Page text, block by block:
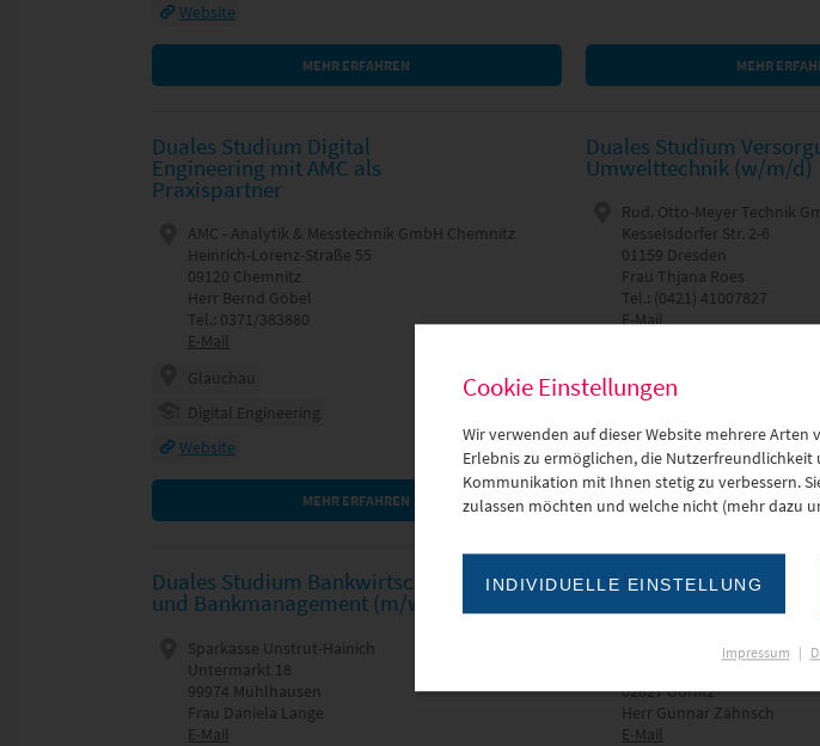
Website
MEHR ERFAHREN MEHR
Duales Studium Digital
Engineering mit AMC als
Praxispartner
AMC - Analytik & Messtechnik GmbH Chemnitz
Heinrich-Lorenz-Straße 55
09120 Chemnitz
Herr Bernd Göbel
Tel.: 0371/383880
E-Mail
Glauchau
Digital Engineering
Website
MEHR ERFAHREN
Duales Studium
Umwelttechnik (w/m/d)
Rud. Otto-Meyer Technik
Kesselsdorfer Str. 2-6
01159 Dresden
Frau Thjana Roes
Tel.: (0421) 41007827
E-Mail
Versorgungs- / Umweltt. -
Website
MEHR
Duales Studium Bankwirtschaft
und Bankmanagement (m/w/d)
Sparkasse Unstrut-Hainich
Untermarkt 18
99974 Mühlhausen
Frau Daniela Lange
E-Mail
BA-Studium
02827 Görlitz
Herr Gunnar Zähnsch
E-Mail
Cookie Einstellungen
Wir verwenden auf dieser Website mehrere
Erlebnis zu ermöglichen, die
Kommunikation mit Ihnen stetig zu verbessern.
zulassen möchten und welche nicht (mehr dazu
INDIVIDUELLE EINSTELLUNG
Impressum |